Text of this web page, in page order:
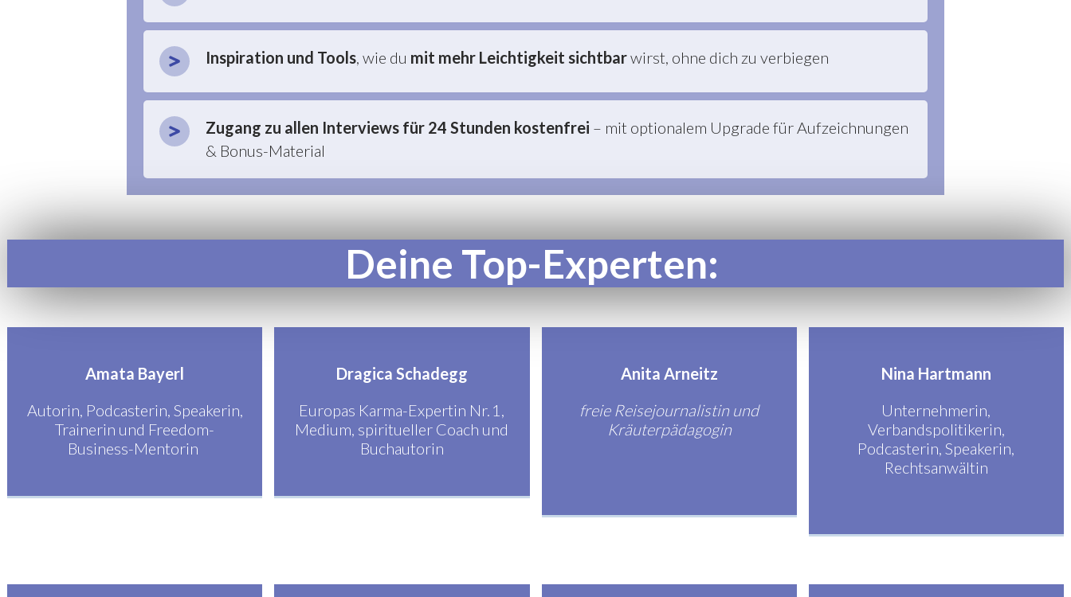
Inspiration und Tools, wie du mit mehr Leichtigkeit sichtbarwirst, ohne dich zu verbiegen
Zugang zu allen Interviews für 24 Stunden kostenfrei – mit optionalem Upgrade für Aufzeichnungen
& Bonus-Material
Deine Top-Experten:
Amata Bayerl
Autorin, Podcasterin, Speakerin,
Trainerin und Freedom-
Business-Mentorin
Dragica Schadegg
Europas Karma-Expertin Nr. 1,
Medium, spiritueller Coach und
Buchautorin
Anita Arneitz
freie Reisejournalistin und
Kräuterpädagogin
Nina Hartmann
Unternehmerin,
Verbandspolitikerin,
Podcasterin, Speakerin,
Rechtsanwältin